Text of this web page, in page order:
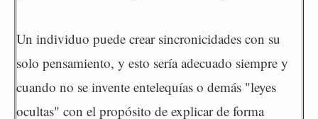
Un individuo puede crear sincronicidades con su
solo pensamiento, y esto sería adecuado siempre y
cuando no se invente entelequías o demás "leyes
ocultas" con el propósito de explicar de forma